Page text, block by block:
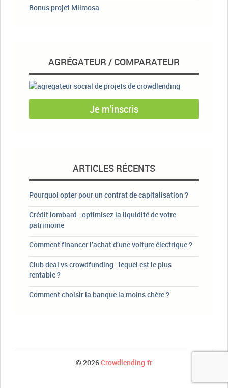
Bonus projet Miimosa
AGRÉGATEUR / COMPARATEUR
Je m'inscris
ARTICLES RÉCENTS
Pourquoi opter pour un contrat de capitalisation ?
Crédit lombard : optimisez la liquidité de votre
patrimoine
Comment financer l’achat d’une voiture électrique ?
Club deal vs crowdfunding : lequel est le plus
rentable ?
Comment choisir la banque la moins chère ?
© 2026Crowdlending.fr